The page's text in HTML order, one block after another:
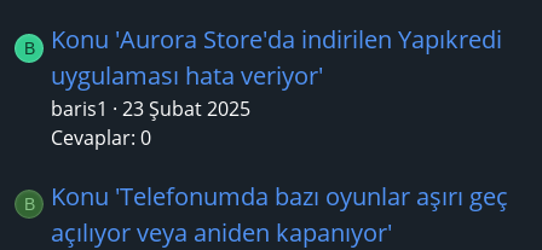
B
Konu 'Aurora Store'da indirilen Yapıkredi
uygulaması hata veriyor'
baris1
23 Şubat 2025
Cevaplar: 0
B
Konu 'Telefonumda bazı oyunlar aşırı geç
açılıyor veya aniden kapanıyor'